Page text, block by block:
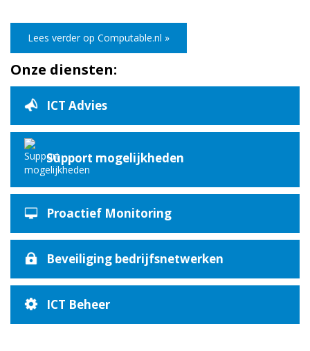
Lees verder op Computable.nl »
Onze diensten:
ICT Advies
Support mogelijkheden
Proactief Monitoring
Beveiliging bedrijfsnetwerken
ICT Beheer